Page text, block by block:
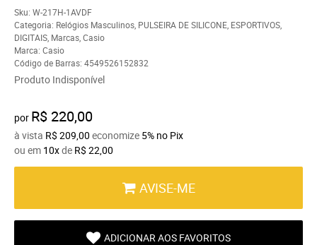
Sku: W-217H-1AVDF
Categoria: Relógios Masculinos PULSEIRA DE SILICONE ESPORTIVOS
DIGITAIS Marcas Casio
Marca: Casio
Código de Barras: 4549526152832
Produto Indisponível
por R$ 220,00
à vista R$ 209,00 economize 5% no Pix
ou em 10xde R$ 22,00
AVISE-ME
ADICIONAR AOS FAVORITOS